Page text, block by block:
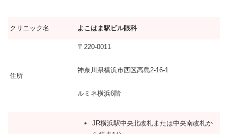
クリニック名 よこはま駅ビル眼科
住所
〒220-0011
神奈川県横浜市西区高島2-16-1
ルミネ横浜6階
JR横浜駅中央北改札または中央南改札か